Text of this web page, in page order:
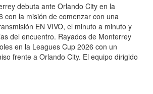
debuta ante Orlando City en la
con la misión de comenzar con una
EN VIVO, el minuto a minuto y
del encuentro. Rayados de Monterrey
en la Leagues Cup 2026 con un
frente a Orlando City. El equipo dirigido